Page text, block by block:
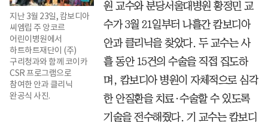
지난 3월 23일, 캄보디아
씨엠립 주 앙코르
어린이병원에서
하트하트재단이 (주)
구리청과와 함께 코이카
CSR 프로그램으로
참여한 안과 클리닉
완공식 사진.
원 교수와 분당서울대병원 황정민 교
수가 3월 21일부터 나흘간 캄보디아
안과 클리닉을 찾았다. 두 교수는 사
흘 동안 15건의 수술을 직접 집도하
며, 캄보디아 병원이 자체적으로 심각
한 안질환을 치료·수술할 수 있도록
기술을 전수해줬다. 기 교수는 캄보디